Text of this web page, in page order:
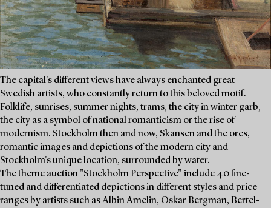
The capital's different views have always enchanted great
Swedish artists, who constantly return to this beloved motif.
Folklife, sunrises, summer nights, trams, the city in winter garb,
the city as a symbol of national romanticism or the rise of
modernism. Stockholm then and now, Skansen and the ores,
romantic images and depictions of the modern city and
Stockholm's unique location, surrounded by water.
The theme auction "Stockholm Perspective" include 40 fine-
tuned and differentiated depictions in different styles and price
ranges by artists such as Albin Amelin, Oskar Bergman, Bertel-